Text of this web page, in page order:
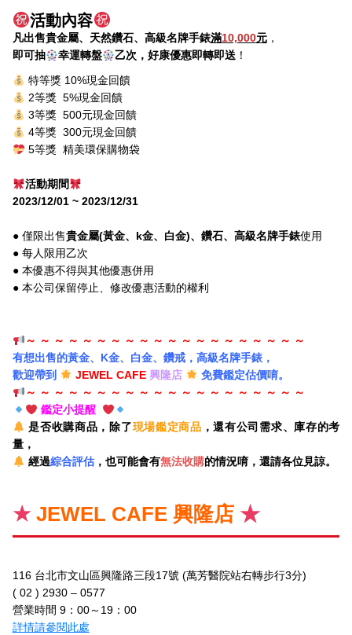
活動內容
凡出售貴金屬、天然鑽石、高級名牌手錶滿10,000元，
即可抽
幸運轉盤 乙次，好康優惠即轉即送！
特等獎 10%現金回饋
2等獎 5%現金回饋
3等獎 500元現金回饋
4等獎 300元現金回饋
5等獎 精美環保購物袋
活動期間
2023/12/01 ~ 2023/12/31
● 僅限出售貴金屬(黃金、k金、白金)、鑽石、高級名牌手錶使用
● 每人限用乙次
● 本優惠不得與其他優惠併用
● 本公司保留停止、修改優惠活動的權利
～ ～ ～ ～ ～ ～ ～ ～ ～ ～ ～ ～ ～ ～ ～ ～ ～ ～ ～ ～
有想出售的黃金、K金、白金、鑽戒，高級名牌手錶，
歡迎帶到
JEWEL CAFE 興隆店
免費鑑定估價唷。
～ ～ ～ ～ ～ ～ ～ ～ ～ ～ ～ ～ ～ ～ ～ ～ ～ ～ ～ ～
鑑定小提醒
是否收購商品，除了現場鑑定商品 ，還有公司需求、庫存的考
量，
經過綜合評估，也可能會有無法收購的情況唷，還請各位見諒。
★ JEWEL CAFE 興隆店★
116 台北市文山區興隆路三段17號 (萬芳醫院站右轉步行3分)
( 02 ) 2930 – 0577
營業時間 9：00～19：00
詳情請參閱此處